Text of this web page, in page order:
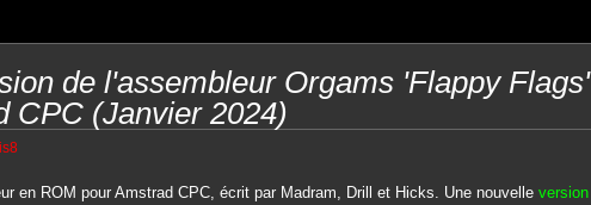
de l'assembleur Orgams 'Flappy Flags'
CPC (Janvier 2024)
en ROM pour Amstrad CPC, écrit par Madram, Drill et Hicks. Une nouvelle version